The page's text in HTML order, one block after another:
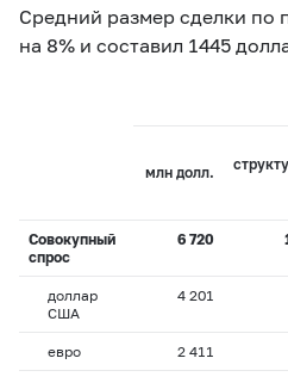
Средний размер сделки по
на 8% и составил 1445
млн долл.
Совокупный
спрос
6 720
доллар
США
4 201
евро 2 411